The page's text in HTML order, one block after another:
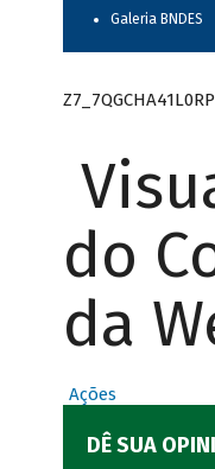
Galeria BNDES
do
da
Ações
DÊ SUA